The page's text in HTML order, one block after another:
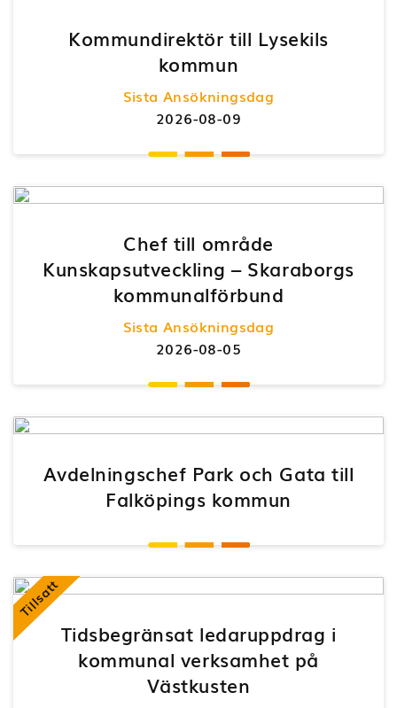
Kommundirektör till Lysekils
kommun
Sista Ansökningsdag
2026-08-09
Chef till område
Kunskapsutveckling – Skaraborgs
kommunalförbund
Sista Ansökningsdag
2026-08-05
Avdelningschef Park och Gata till
Falköpings kommun
Tidsbegränsat ledaruppdrag i
kommunal verksamhet på
Västkusten
Tillsatt